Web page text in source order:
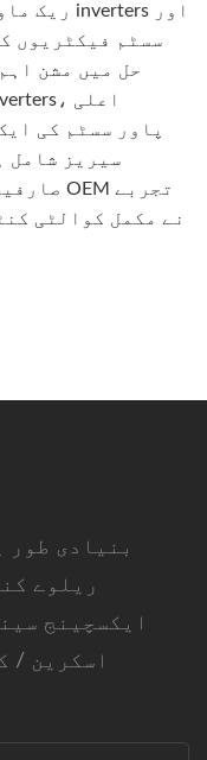
بنیادی طور
ریلوے
ایکسچینج